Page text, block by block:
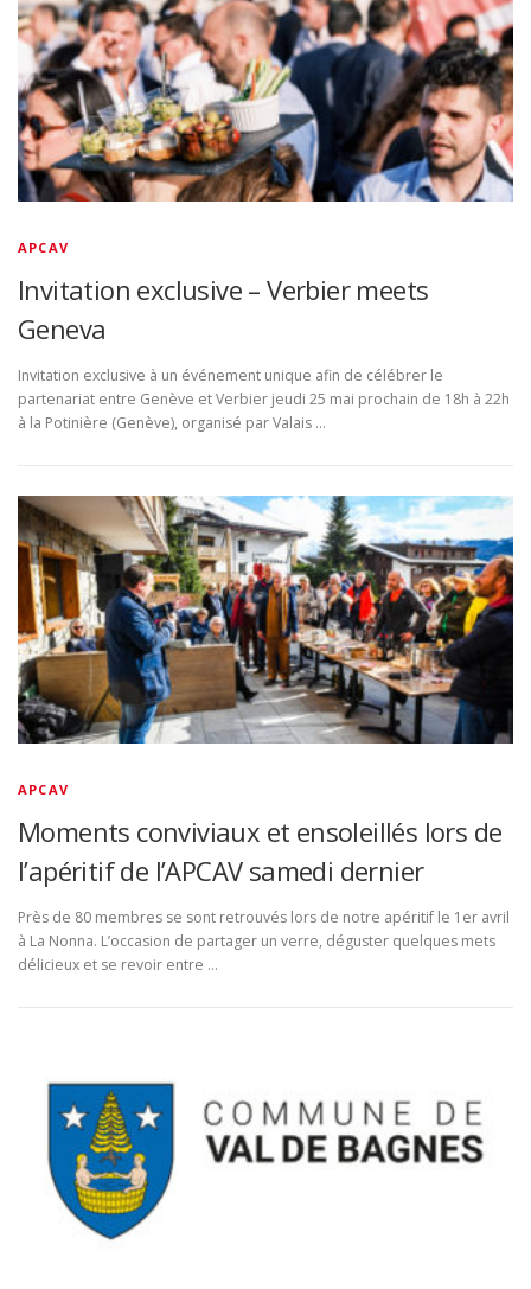
APCAV
Invitation exclusive – Verbier meets
Geneva
Invitation exclusive à un événement unique afin de célébrer le
partenariat entre Genève et Verbier jeudi 25 mai prochain de 18h à 22h
à la Potinière (Genève), organisé par Valais …
APCAV
Moments conviviaux et ensoleillés lors de
l’apéritif de l’APCAV samedi dernier
Près de 80 membres se sont retrouvés lors de notre apéritif le 1er avril
à La Nonna. L’occasion de partager un verre, déguster quelques mets
délicieux et se revoir entre …